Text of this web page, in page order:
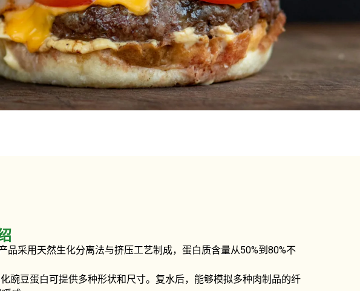
品采用天然生化分离法与挤压工艺制成，蛋白质含量从50%到80%不
豌豆蛋白可提供多种形状和尺寸。复水后，能够模拟多种肉制品的纤